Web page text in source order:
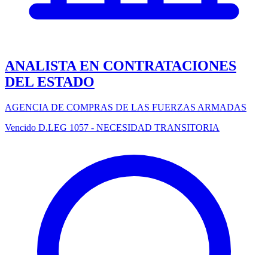
ANALISTA EN CONTRATACIONES
DEL ESTADO
AGENCIA DE COMPRAS DE LAS FUERZAS ARMADAS
Vencido D.LEG 1057 - NECESIDAD TRANSITORIA